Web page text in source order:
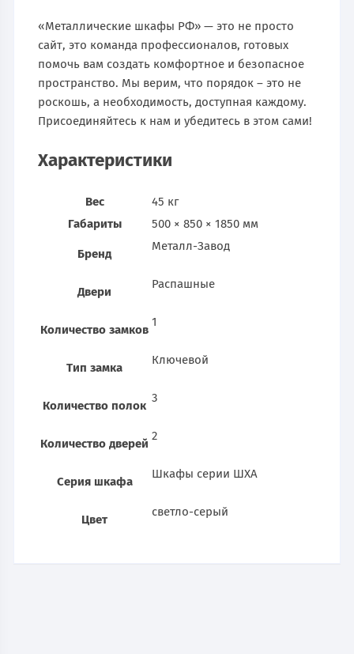
«Металлические шкафы РФ» — это не просто
сайт, это команда профессионалов, готовых
помочь вам создать комфортное и безопасное
пространство. Мы верим, что порядок – это не
роскошь, а необходимость, доступная каждому.
Присоединяйтесь к нам и убедитесь в этом сами!
Характеристики
Вес
45 кг
Габариты
500 × 850 × 1850 мм
Бренд
Металл-Завод
Двери
Распашные
Количество замков
1
Тип замка
Ключевой
Количество полок
3
Количество дверей
2
Серия шкафа
Шкафы серии ШХА
Цвет
светло-серый